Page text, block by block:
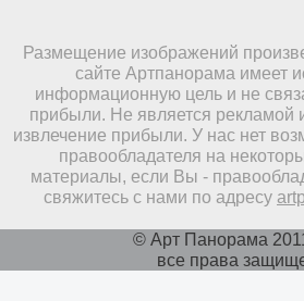
Размещение изображений
сайте Артпанорама имеет
информационную цель и не
прибыли. Не является рекламой
извлечение прибыли. У нас нет
правообладателя на
материалы, если Вы -
свяжитесь с нами по адресу
© Арт Панорама
все права